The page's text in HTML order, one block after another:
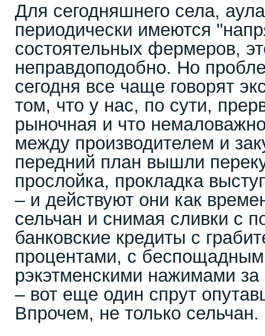
Для сегодняшнего села,
периодически имеются
состоятельных фермеров,
неправдоподобно. Но
сегодня все чаще говорят
том, что у нас, по сути,
рыночная и что
между производителем и
передний план вышли
прослойка, прокладка
– и действуют они как
сельчан и снимая сливки с
банковские кредиты с
процентами, с
рэкэтменскими нажимами
– вот еще один спрут
Впрочем, не только сельчан.